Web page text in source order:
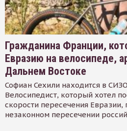
Гражданина Франции,
Евразию на велосипеде,
Дальнем Востоке
Софиан Сехили находится в
Велосипедист, который хотел
скорости пересечения Евразии,
незаконном пересечении